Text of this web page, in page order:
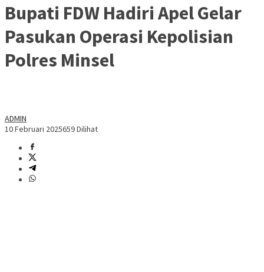
Bupati FDW Hadiri Apel Gelar
Pasukan Operasi Kepolisian
Polres Minsel
ADMIN
10 Februari 2025659 Dilihat